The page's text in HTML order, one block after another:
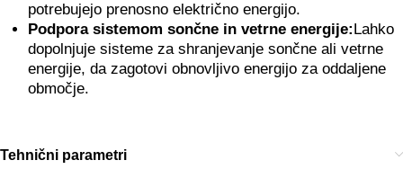
potrebujejo prenosno električno energijo.
Podpora sistemom sončne in vetrne energije:Lahko
dopolnjuje sisteme za shranjevanje sončne ali vetrne
energije, da zagotovi obnovljivo energijo za oddaljene
območje.
Tehnični parametri